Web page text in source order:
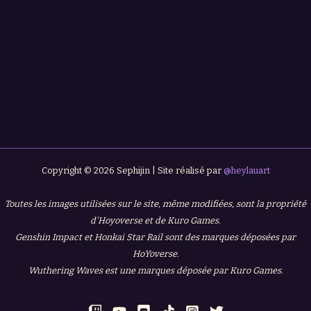
Copyright © 2026 Sephijin | Site réalisé par @heylauart
Toutes les images utilisées sur le site, même modifiées, sont la propriété
d'Hoyoverse et de Kuro Games.
Genshin Impact et Honkai Star Rail sont des marques déposées par
HoYoverse.
Wuthering Waves est une marques déposée par Kuro Games.